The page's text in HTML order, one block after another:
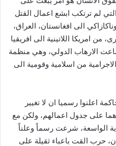
التي لم ترتكب ابشع اعمال القتل
الى افغانستان، العراق،
من امريكا اللاتينية الى افريقيا
الارهاب الدولي، وهي منظمة
من اسلامية وقومية الى
اعلنوا رسميا ان لا تغيير
على جدول اعمالهم، ولكن مع
الواسعة، شرعت رسماً وعلناً
حرب القت باعباء ثقيلة على